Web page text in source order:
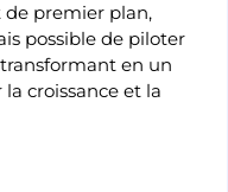
premier plan,
possible de piloter
en un
croissance et la